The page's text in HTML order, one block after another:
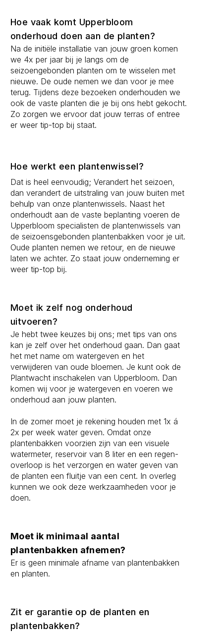
Hoe vaak komt Upperbloom
onderhoud doen aan de planten?
Na de initiële installatie van jouw groen komen
we 4x per jaar bij je langs om de
seizoengebonden planten om te wisselen met
nieuwe. De oude nemen we dan voor je mee
terug. Tijdens deze bezoeken onderhouden we
ook de vaste planten die je bij ons hebt gekocht.
Zo zorgen we ervoor dat jouw terras of entree
er weer tip-top bij staat.
Hoe werkt een plantenwissel?
Dat is heel eenvoudig; Verandert het seizoen,
dan verandert de uitstraling van jouw buiten met
behulp van onze plantenwissels. Naast het
onderhoudt aan de vaste beplanting voeren de
Upperbloom specialisten de plantenwissels van
de seizoensgebonden plantenbakken voor je uit.
Oude planten nemen we retour, en de nieuwe
laten we achter. Zo staat jouw onderneming er
weer tip-top bij.
Moet ik zelf nog onderhoud
uitvoeren?
Je hebt twee keuzes bij ons; met tips van ons
kan je zelf over het onderhoud gaan. Dan gaat
het met name om watergeven en het
verwijderen van oude bloemen. Je kunt ook de
Plantwacht inschakelen van Upperbloom. Dan
komen wij voor je watergeven en voeren we
onderhoud aan jouw planten.
In de zomer moet je rekening houden met 1x á
2x per week water geven. Omdat onze
plantenbakken voorzien zijn van een visuele
watermeter, reservoir van 8 liter en een regen-
overloop is het verzorgen en water geven van
de planten een fluitje van een cent. In overleg
kunnen we ook deze werkzaamheden voor je
doen.
Moet ik minimaal aantal
plantenbakken afnemen?
Er is geen minimale afname van plantenbakken
en planten.
Zit er garantie op de planten en
plantenbakken?